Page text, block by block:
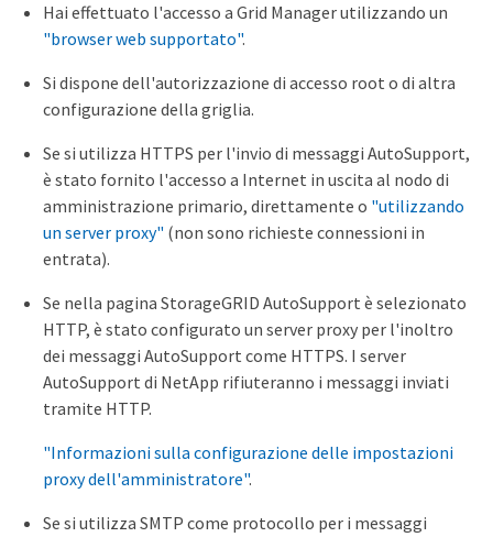
Hai effettuato l'accesso a Grid Manager utilizzando un
"browser web supportato".
Si dispone dell'autorizzazione di accesso root o di altra
configurazione della griglia.
Se si utilizza HTTPS per l'invio di messaggi AutoSupport,
è stato fornito l'accesso a Internet in uscita al nodo di
amministrazione primario, direttamente o "utilizzando
un server proxy" (non sono richieste connessioni in
entrata).
Se nella pagina StorageGRID AutoSupport è selezionato
HTTP, è stato configurato un server proxy per l'inoltro
dei messaggi AutoSupport come HTTPS. I server
AutoSupport di NetApp rifiuteranno i messaggi inviati
tramite HTTP.
"Informazioni sulla configurazione delle impostazioni
proxy dell'amministratore".
Se si utilizza SMTP come protocollo per i messaggi